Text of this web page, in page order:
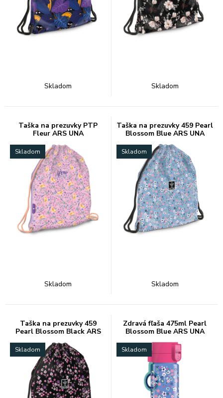
Skladom Skladom
Taška na prezuvky PTP
Fleur ARS UNA
Skladom
Skladom
Taška na prezuvky 459 Pearl
Blossom Blue ARS UNA
Skladom
Skladom
Taška na prezuvky 459
Pearl Blossom Black ARS
Skladom
Zdravá fľaša 475ml Pearl
Blossom Blue ARS UNA
Skladom